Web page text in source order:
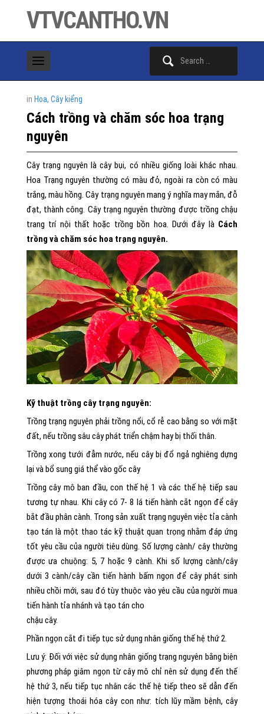
VTVCANTHO.VN
in Hoa, Cây kiểng
Cách trồng và chăm sóc hoa trạng
nguyên
Cây trạng nguyên là cây bụi, có nhiều giống loài khác nhau.
Hoa Trạng nguyên thường có màu đỏ, ngoài ra còn có màu
trắng, màu hồng. Cây trạng nguyên mang ý nghĩa may mắn, đỗ
đạt, thành công. Cây trạng nguyên thường được trồng chậu
trang trí nội thất hoặc trồng bồn hoa. Dưới đây là Cách
trồng và chăm sóc hoa trạng nguyên.
Kỹ thuật trồng cây trạng nguyên:
Trồng trạng nguyên phải trồng nổi, cổ rễ cao bằng so với mặt
đất, nếu trồng sâu cây phát triển chậm hay bị thối thân.
Trồng xong tưới đẫm nước, nếu cây bị đổ ngả nghiêng dựng
lại và bổ sung giá thể vào gốc cây
Trồng cây mô ban đầu, con thế hệ 1 và các thế hệ tiếp sau
tương tự nhau. Khi cây có 7- 8 lá tiến hành cắt ngọn để cây
bắt đầu phân cành. Trong sản xuất trạng nguyên việc tỉa cành
tạo tán là một thao tác kỹ thuật quan trọng nhằm đáp ứng
tốt yêu cầu của người tiêu dùng. Số lượng cành/ cây thường
được ưa chuộng: 5, 7 hoặc 9 cành. Khi số lượng cành/cây
dưới 3 cành/cây cần tiến hành bấm ngọn để cây phát sinh
nhiều chồi mới, sau đó tùy thuộc vào yêu cầu của người mua
tiến hành tỉa nhánh và tạo tán cho
chậu cây.
Phần ngọn cắt đi tiếp tục sử dụng nhân giống thế hệ thứ 2.
Lưu ý: Đối với việc sử dụng nhân giống trạng nguyên bằng biện
phương pháp giâm ngọn từ cây mô chỉ nên sử dụng đến thế
hệ thứ 3, nếu tiếp tục nhân các thế hệ tiếp theo sẽ dẫn đến
hiện tượng thoái hóa cây con như: tích lũy mầm bệnh, cây